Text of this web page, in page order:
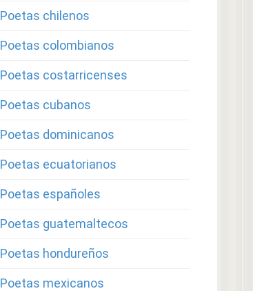
Poetas chilenos
Poetas colombianos
Poetas costarricenses
Poetas cubanos
Poetas dominicanos
Poetas ecuatorianos
Poetas españoles
Poetas guatemaltecos
Poetas hondureños
Poetas mexicanos